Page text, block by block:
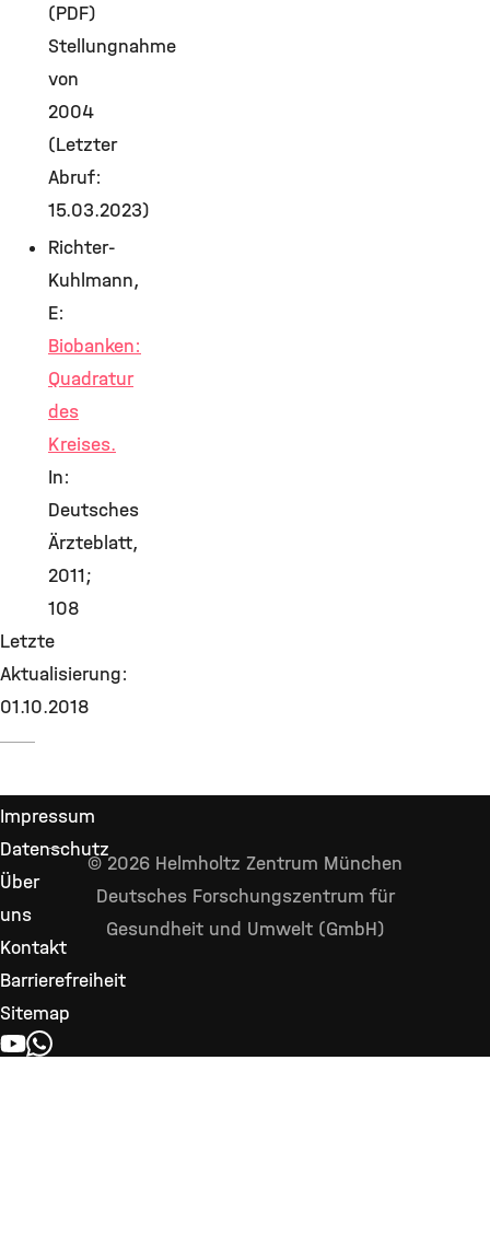
(PDF)
Stellungnahme
von
2004
(Letzter
Abruf:
15.03.2023)
Richter-
Kuhlmann,
E:
Biobanken:
Quadratur
des
Kreises.
In:
Deutsches
Ärzteblatt,
2011;
108
Letzte
Aktualisierung:
01.10.2018
Impressum
Datenschutz
Über
uns
Kontakt
Barrierefreiheit
Sitemap
YOUTUBE
WHATSAPP
© 2026 Helmholtz Zentrum München
Deutsches Forschungszentrum für
Gesundheit und Umwelt (GmbH)